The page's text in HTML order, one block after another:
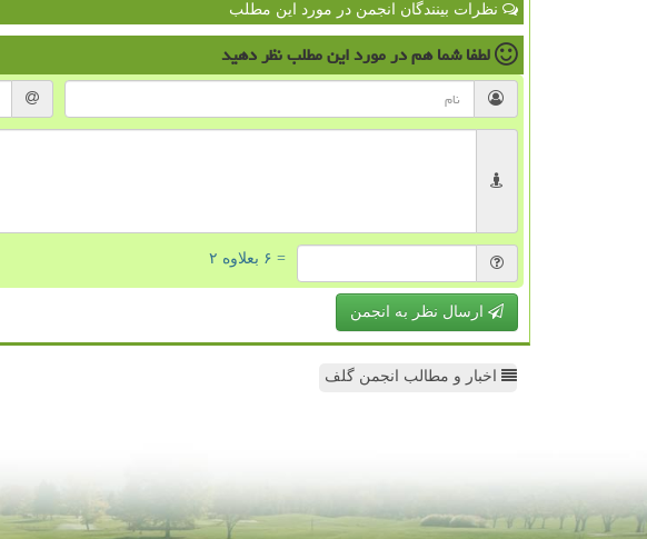
نظرات بینندگان انجمن در مورد این مطلب
لطفا شما همدر مورد این مطلبنظر دهید
= ۶ بعلاوه ۲
ارسال نظر به انجمن
اخبار و مطالب انجمن گلف